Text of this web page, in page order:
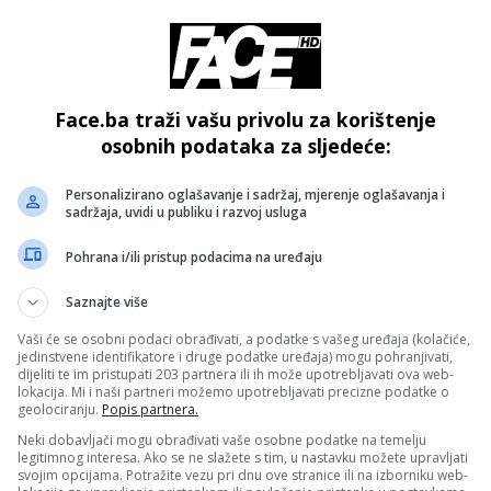
Austriju. Da ja razmišljam o bodu ne bih se bavio ovim
četiri utakmice nemamo samopouzdanje ne znam kad
golova, raduje me i reakcija u drugom dijelu i te stvari
na poziciju desnog beka:
nekog igrača. Uvijek sam govorio da volim njegovu
zato je ideja bila da nam pomogne naprijed. Ali, sada s
Razmišljanje je i nemam šta kriti da se Dedić
pa ćemo vidjeti”.
Ralfu Rangnicku:
imaju tu energiju kojoj i mi težimo da imamo kao ekipa.
sigurno najintenzivnija utakmica u kvalifikacijama za
to naš dom gdje smo mi domaćini i glavni”.
Face.ba traži vašu privolu za korištenje
osobnih podataka za sljedeće:
Personalizirano oglašavanje i sadržaj, mjerenje oglašavanja i
sadržaja, uvidi u publiku i razvoj usluga
Pohrana i/ili pristup podacima na uređaju
Saznajte više
Vaši će se osobni podaci obrađivati, a podatke s vašeg uređaja (kolačiće,
jedinstvene identifikatore i druge podatke uređaja) mogu pohranjivati,
dijeliti te im pristupati 203 partnera ili ih može upotrebljavati ova web-
lokacija. Mi i naši partneri možemo upotrebljavati precizne podatke o
geolociranju. Popis partnera.
Neki dobavljači mogu obrađivati vaše osobne podatke na temelju
legitimnog interesa. Ako se ne slažete s tim, u nastavku možete upravljati
svojim opcijama. Potražite vezu pri dnu ove stranice ili na izborniku web-